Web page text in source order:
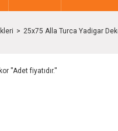
25x75 Alla Turca Yadigar